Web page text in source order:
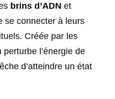
brins d’ADN et
se connecter à leurs
Créée par les
l’énergie de
d’atteindre un état